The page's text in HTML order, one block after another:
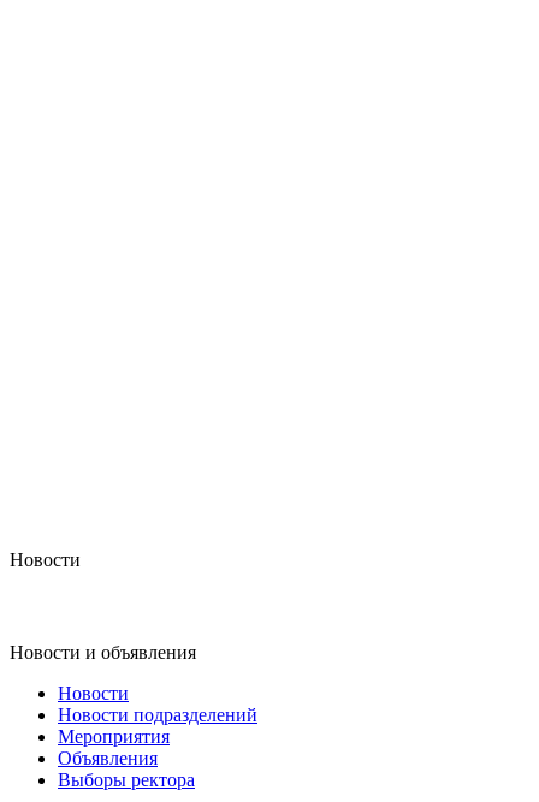
Новости
Новости и объявления
Новости
Новости подразделений
Мероприятия
Объявления
Выборы ректора